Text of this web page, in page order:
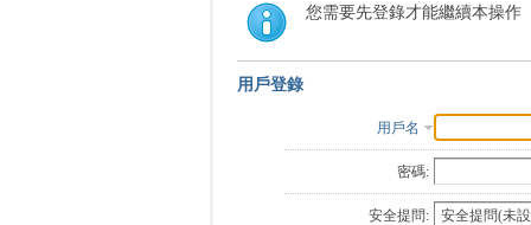
您需要先登錄才能繼續本操作
用戶登錄
用戶名
密碼:
安全提問: